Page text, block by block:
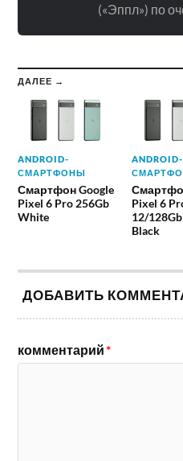
(«Эппл») по
ДАЛЕЕ →
ANDROID-
СМАРТФОНЫ
Смартфон Google
Pixel 6 Pro 256Gb
White
ANDROID-
Pixel 6
12/
Black
ДОБАВИТЬ
комментарий*